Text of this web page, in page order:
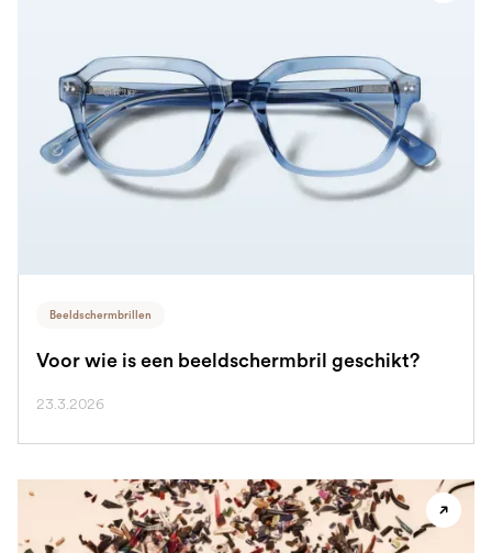
Beeldschermbrillen
Voor wie is een beeldschermbril geschikt?
23.3.2026